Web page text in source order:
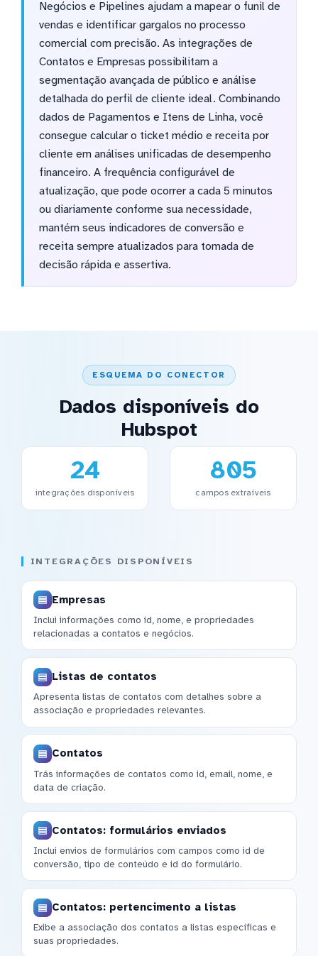
Negócios e Pipelines ajudam a mapear o funil de
vendas e identificar gargalos no processo
comercial com precisão. As integrações de
Contatos e Empresas possibilitam a
segmentação avançada de público e análise
detalhada do perfil de cliente ideal. Combinando
dados de Pagamentos e Itens de Linha, você
consegue calcular o ticket médio e receita por
cliente em análises unificadas de desempenho
financeiro. A frequência configurável de
atualização, que pode ocorrer a cada 5 minutos
ou diariamente conforme sua necessidade,
mantém seus indicadores de conversão e
receita sempre atualizados para tomada de
decisão rápida e assertiva.
ESQUEMA DO CONECTOR
Dados disponíveis do
Hubspot
24
integrações disponíveis
805
campos extraíveis
INTEGRAÇÕES DISPONÍVEIS
Empresas
Inclui informações como id, nome, e propriedades
relacionadas a contatos e negócios.
Listas de contatos
Apresenta listas de contatos com detalhes sobre a
associação e propriedades relevantes.
Contatos
Trás informações de contatos como id, email, nome, e
data de criação.
Contatos: formulários enviados
Inclui envios de formulários com campos como id de
conversão, tipo de conteúdo e id do formulário.
Contatos: pertencimento a listas
Exibe a associação dos contatos a listas específicas e
suas propriedades.